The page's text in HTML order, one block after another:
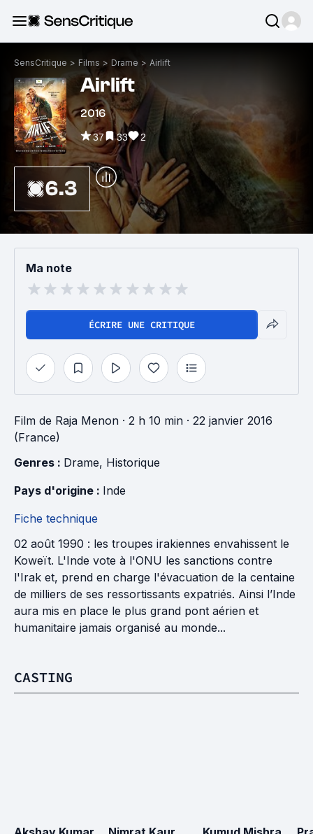
SensCritique > Films > Drame > Airlift
Airlift
2016
37 33 2
6.3
Ma note
ÉCRIRE UNE CRITIQUE
Film de Raja Menon · 2 h 10 min · 22 janvier 2016
(France)
Genres : Drame, Historique
Pays d'origine : Inde
Fiche technique
02 août 1990 : les troupes irakiennes envahissent le
Koweït. L'Inde vote à l'ONU les sanctions contre
l'Irak et, prend en charge l'évacuation de la centaine
de milliers de ses ressortissants expatriés. Ainsi l’Inde
aura mis en place le plus grand pont aérien et
humanitaire jamais organisé au monde...
CASTING